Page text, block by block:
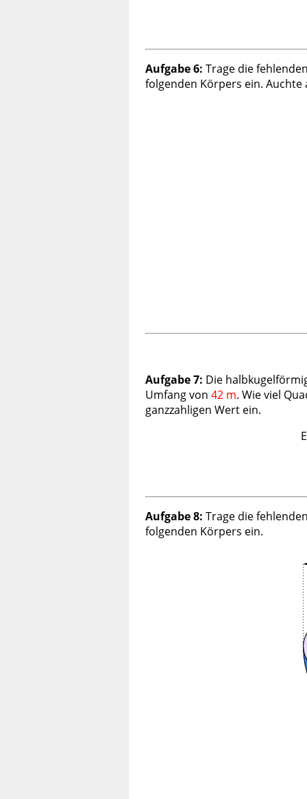
Aufgabe 6: Trage die
folgenden Körpers ein. Auchte
Aufgabe 7: Die
Umfang von 42 m. Wie viel
ganzzahligen Wert ein.
Aufgabe 8: Trage die
folgenden Körpers ein.